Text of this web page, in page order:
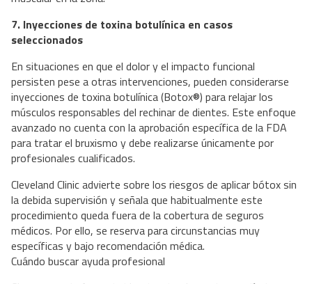
7. Inyecciones de toxina botulínica en casos
seleccionados
En situaciones en que el dolor y el impacto funcional
persisten pese a otras intervenciones, pueden considerarse
inyecciones de toxina botulínica (Botox®) para relajar los
músculos responsables del rechinar de dientes. Este enfoque
avanzado no cuenta con la aprobación específica de la FDA
para tratar el bruxismo y debe realizarse únicamente por
profesionales cualificados.
Cleveland Clinic advierte sobre los riesgos de aplicar bótox sin
la debida supervisión y señala que habitualmente este
procedimiento queda fuera de la cobertura de seguros
médicos. Por ello, se reserva para circunstancias muy
específicas y bajo recomendación médica.
Cuándo buscar ayuda profesional